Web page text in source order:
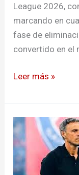
League 2026,
marcando en
fase de
convertido en el
Leer más »
Luis
Enrique
Su